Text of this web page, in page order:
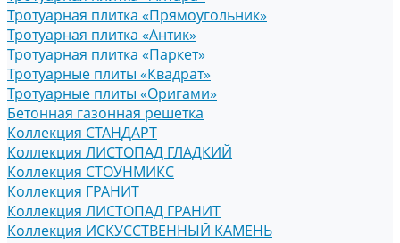
Тротуарная плитка «Прямоугольник»
Тротуарная плитка «Антик»
Тротуарная плитка «Паркет»
Тротуарные плиты «Квадрат»
Тротуарные плиты «Оригами»
Бетонная газонная решетка
Коллекция СТАНДАРТ
Коллекция ЛИСТОПАД ГЛАДКИЙ
Коллекция СТОУНМИКС
Коллекция ГРАНИТ
Коллекция ЛИСТОПАД ГРАНИТ
Коллекция ИСКУССТВЕННЫЙ КАМЕНЬ